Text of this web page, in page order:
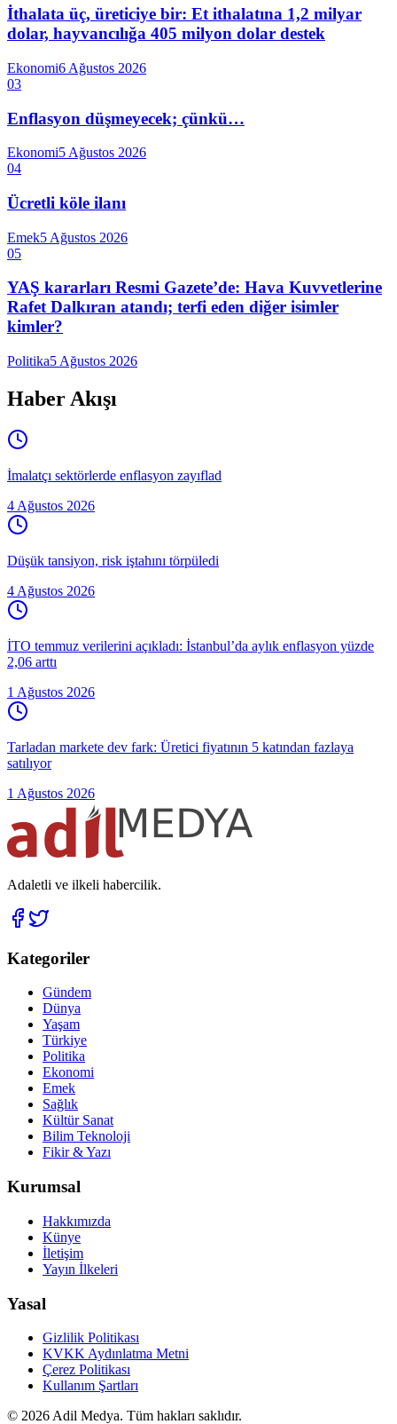
İthalata üç, üreticiye bir: Et ithalatına 1,2 milyar
dolar, hayvancılığa 405 milyon dolar destek
Ekonomi6 Ağustos 2026
03
Enflasyon düşmeyecek; çünkü…
Ekonomi5 Ağustos 2026
04
Ücretli köle ilanı
Emek5 Ağustos 2026
05
YAŞ kararları Resmi Gazete’de: Hava Kuvvetlerine
Rafet Dalkıran atandı; terfi eden diğer isimler
kimler?
Politika5 Ağustos 2026
Haber Akışı
İmalatçı sektörlerde enflasyon zayıflad
4 Ağustos 2026
Düşük tansiyon, risk iştahını törpüledi
4 Ağustos 2026
İTO temmuz verilerini açıkladı: İstanbul’da aylık enflasyon yüzde
2,06 arttı
1 Ağustos 2026
Tarladan markete dev fark: Üretici fiyatının 5 katından fazlaya
satılıyor
1 Ağustos 2026
Adaletli ve ilkeli habercilik.
Kategoriler
Gündem
Dünya
Yaşam
Türkiye
Politika
Ekonomi
Emek
Sağlık
Kültür Sanat
Bilim Teknoloji
Fikir & Yazı
Kurumsal
Hakkımızda
Künye
İletişim
Yayın İlkeleri
Yasal
Gizlilik Politikası
KVKK Aydınlatma Metni
Çerez Politikası
Kullanım Şartları
© 2026 Adil Medya. Tüm hakları saklıdır.